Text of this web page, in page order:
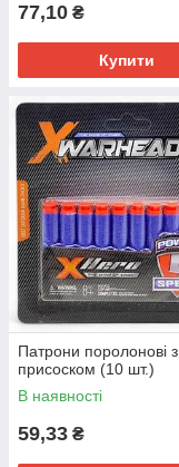
77,10 ₴
Купити
Патрони поролонові з
присоском (10 шт.)
В наявності
59,33 ₴